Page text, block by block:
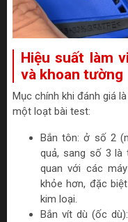
Hiệu suất làm
và khoan tường
Mục chính khi đánh giá
một loạt bài test:
Bắn tôn: ở số 2
quả, sang số 3 là
quan với các
khỏe hơn, đặc
kim loại.
Bắn vít dù (ốc